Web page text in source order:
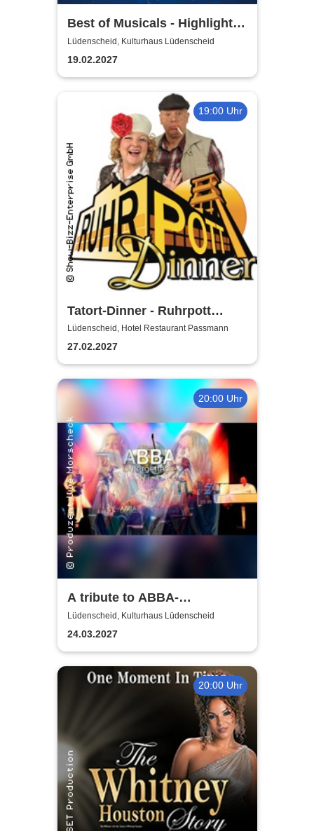
Best of Musicals - Highlights
aus über 20 Musicals
Lüdenscheid, Kulturhaus Lüdenscheid
19.02.2027
19:00 Uhr
Tatort-Dinner - Ruhrpott
Dinner
Lüdenscheid, Hotel Restaurant Passmann
27.02.2027
20:00 Uhr
A tribute to ABBA-
unforgettable Konzert
Lüdenscheid, Kulturhaus Lüdenscheid
24.03.2027
20:00 Uhr